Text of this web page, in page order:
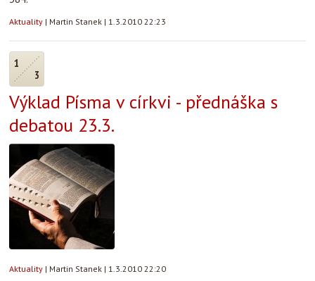
Aktuality | Martin Stanek | 1.3.2010 22:23
1
3
Výklad Písma v církvi - přednáška s
debatou 23.3.
Aktuality | Martin Stanek | 1.3.2010 22:20